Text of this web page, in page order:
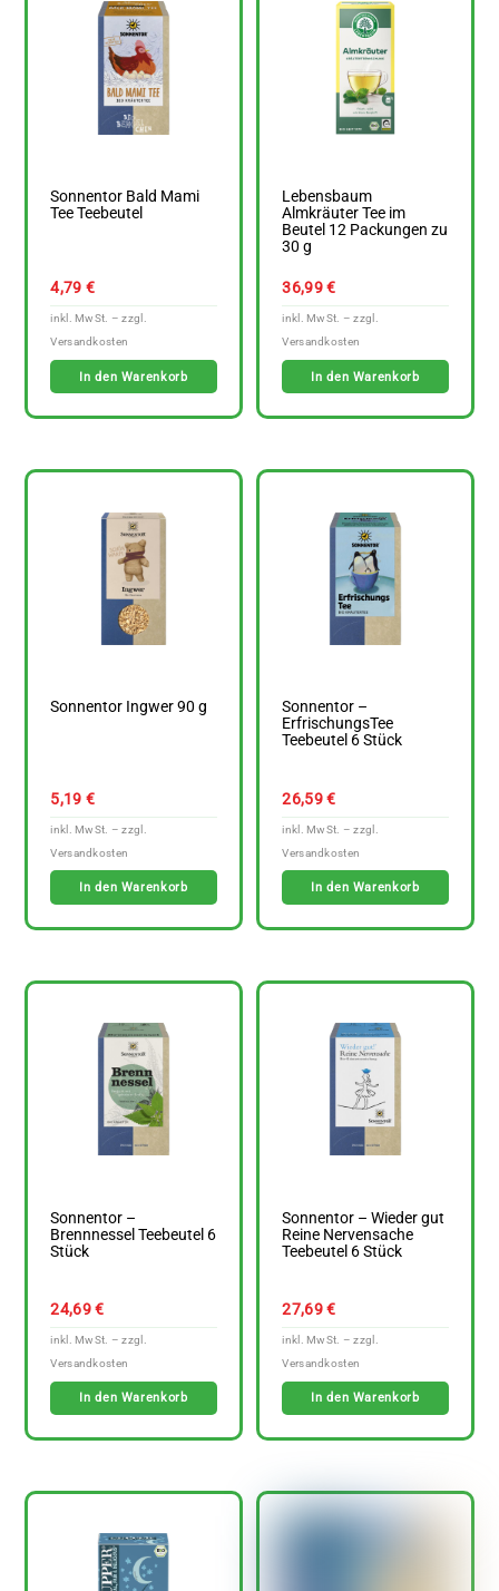
Sonnentor Bald Mami
Tee Teebeutel
4,79 €
In den Warenkorb
Lebensbaum
Almkräuter Tee im
Beutel 12 Packungen zu
30 g
36,99€
In den Warenkorb
Sonnentor Ingwer 90 g
5,19 €
In den Warenkorb
Sonnentor –
ErfrischungsTee
Teebeutel 6 Stück
26,59€
In den Warenkorb
Sonnentor –
Brennnessel Teebeutel 6
Stück
24,69€
In den Warenkorb
Sonnentor – Wieder gut
Reine Nervensache
Teebeutel 6 Stück
27,69€
In den Warenkorb